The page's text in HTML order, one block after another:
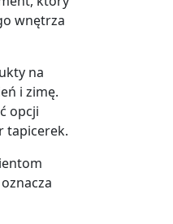
wnętrza
na
i zimę.
opcji
tapicerek.